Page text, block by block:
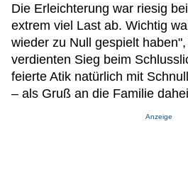
Die Erleichterung war riesig
extrem viel Last ab. Wichtig
wieder zu Null gespielt
verdienten Sieg beim
feierte Atik natürlich mit
– als Gruß an die Familie
Anzeige